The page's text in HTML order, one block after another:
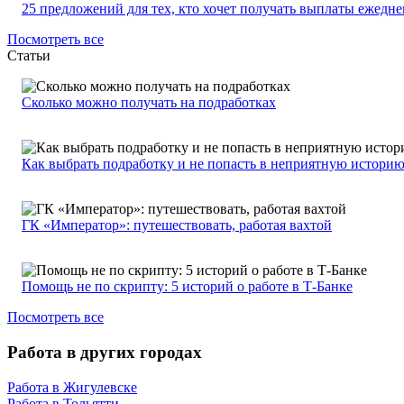
25 предложений для тех, кто хочет получать выплаты
Посмотреть все
Статьи
Сколько можно получать на подработках
Как выбрать подработку и не попасть в неприятную историю
ГК «Император»: путешествовать, работая вахтой
Помощь не по скрипту: 5 историй о работе в Т-Банке
Посмотреть все
Работа в других городах
Работа в Жигулевске